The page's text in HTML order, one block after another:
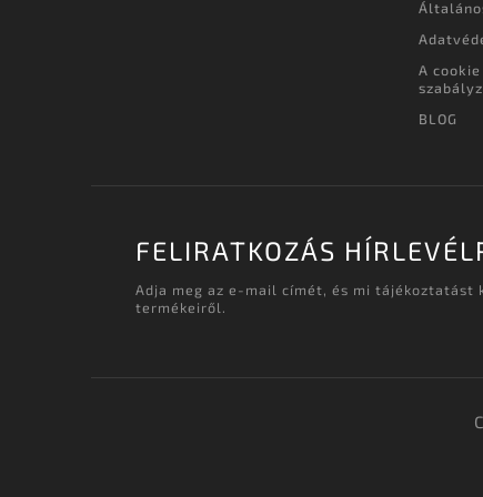
A
BLOG
FELIRATKOZÁS
Adja meg az e-mail címét, és mi tájékoztatást
termékeiről.